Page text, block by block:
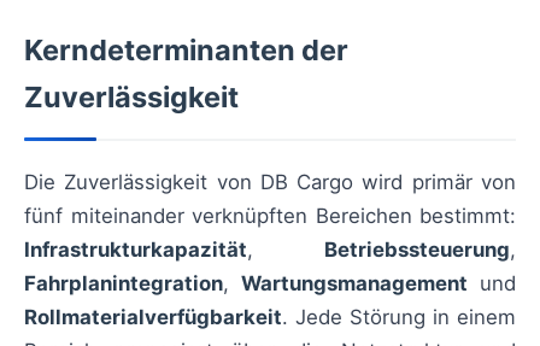
Kerndeterminanten der
Zuverlässigkeit
Die Zuverlässigkeit von DB Cargo wird primär von
fünf miteinander verknüpften Bereichen bestimmt:
Infrastrukturkapazität, Betriebssteuerung,
Fahrplanintegration, Wartungsmanagement und
Rollmaterialverfügbarkeit. Jede Störung in einem